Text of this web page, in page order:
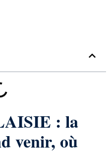
: la
venir, où